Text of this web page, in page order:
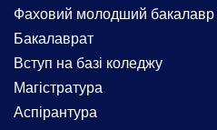
Фаховий молодший бакалавр
Бакалаврат
Вступ на базі коледжу
Магістратура
Аспірантура